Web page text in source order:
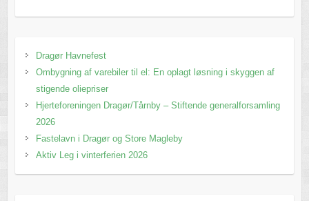
Dragør Havnefest
Ombygning af varebiler til el: En oplagt løsning i skyggen af
stigende oliepriser
Hjerteforeningen Dragør/Tårnby – Stiftende generalforsamling
2026
Fastelavn i Dragør og Store Magleby
Aktiv Leg i vinterferien 2026